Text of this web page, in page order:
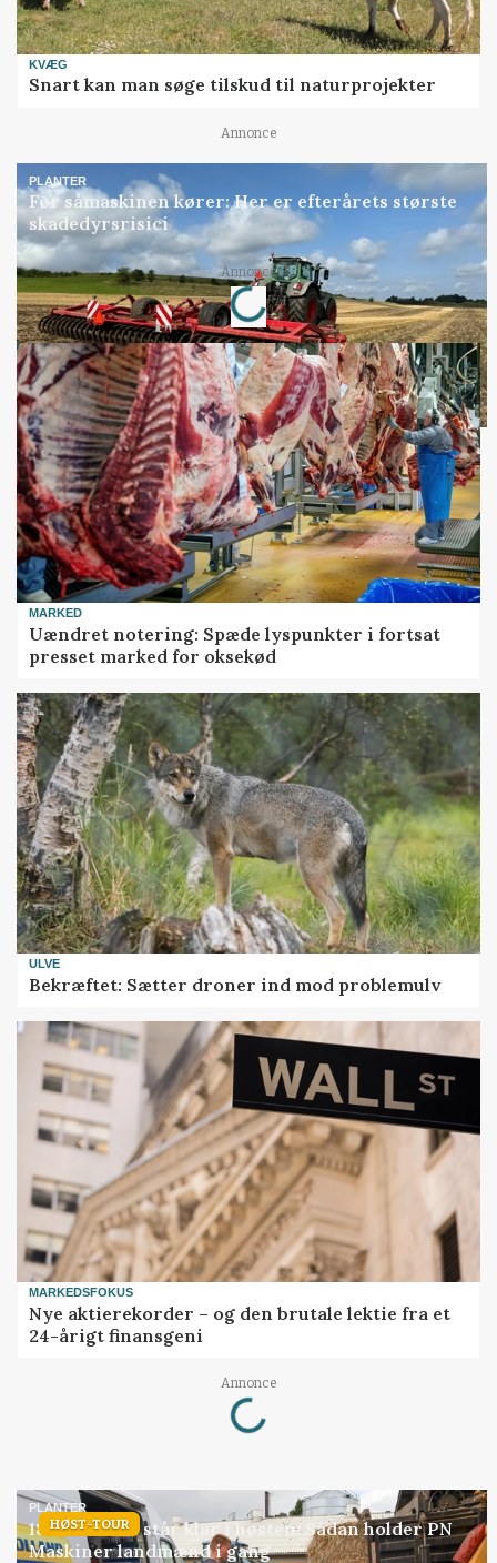
KVÆG
Snart kan man søge tilskud til naturprojekter
Annonce
PLANTER
Før såmaskinen kører: Her er efterårets største
skadedyrsrisici
Annonce
Loading...
MARKED
Uændret notering: Spæde lyspunkter i fortsat
presset marked for oksekød
ULVE
Bekræftet: Sætter droner ind mod problemulv
MARKEDSFOKUS
Nye aktierekorder – og den brutale lektie fra et
24-årigt finansgeni
Annonce
Loading...
HØST-TOUR
PLANTER
18 montører står klar i høsten: Sådan holder PN
Maskiner landmænd i gang